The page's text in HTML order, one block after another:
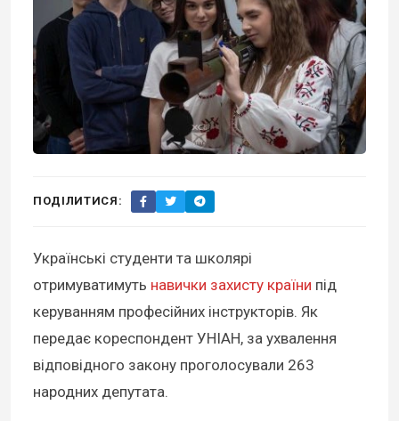
ПОДІЛИТИСЯ:
Українські студенти та школярі
отримуватимуть навички захисту країни під
керуванням професійних інструкторів. Як
передає кореспондент УНІАН, за ухвалення
відповідного закону проголосували 263
народних депутата.